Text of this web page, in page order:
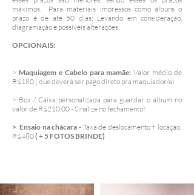
máximos. Para materiais impressos como álbuns o
prazo é de até 50 dias; Levando em consideração,
diagramação e possíveis alterações.
OPCIONAIS:
> Maquiagem e Cabelo para mamãe: Valor médio de
R$180 ( que deverá ser pago direto pra maquiador/a)
> Box / Caixa personalizada para guardar o álbum no
valor de R$210,00 - Sinalize no fechamento!
> Ensaio na chácara - Taxa de deslocamento + locação:
R$480( + 5 FOTOS BRINDE)